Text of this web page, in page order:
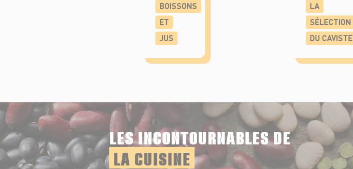
BOISSONS
ET
JUS
LA
SÉLECTION
DU CAVISTE
LES INCONTOURNABLES DE
LA CUISINE